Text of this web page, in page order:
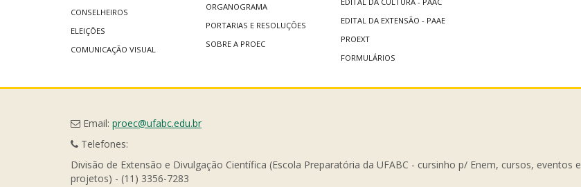
CONSELHEIROS
ELEIÇÕES
COMUNICAÇÃO VISUAL
ORGANOGRAMA
PORTARIAS E RESOLUÇÕES
SOBRE A PROEC
EDITAL DA EXTENSÃO - PAAE
PROEXT
FORMULÁRIOS
Email: proec@ufabc.edu.br
Telefones:
Divisão de Extensão e Divulgação Científica (Escola Preparatória da UFABC - cursinho p/ Enem, cursos, eventos e
projetos) - (11) 3356-7283